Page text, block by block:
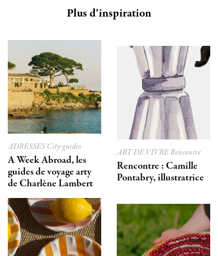
Plus d'inspiration
ADRESSESCity-guides
A Week Abroad, les
guides de voyage arty
de Charlène Lambert
ART DE VIVRERencontre
Rencontre : Camille
Pontabry, illustratrice